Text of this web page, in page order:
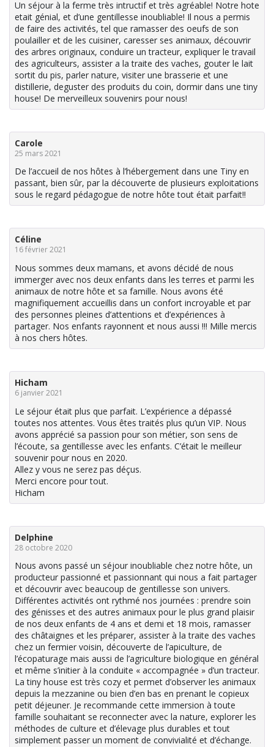
Un séjour à la ferme très intructif et très agréable! Notre hote
etait génial, et d’une gentillesse inoubliable! Il nous a permis
de faire des activités, tel que ramasser des oeufs de son
poulailler et de les cuisiner, caresser ses animaux, découvrir
des arbres originaux, conduire un tracteur, expliquer le travail
des agriculteurs, assister a la traite des vaches, gouter le lait
sortit du pis, parler nature, visiter une brasserie et une
distillerie, deguster des produits du coin, dormir dans une tiny
house! De merveilleux souvenirs pour nous!
Carole
25 mars 2021
De l’accueil de nos hôtes à l’hébergement dans une Tiny en
passant, bien sûr, par la découverte de plusieurs exploitations
sous le regard pédagogue de notre hôte tout était parfait!!
Céline
16 février 2021
Nous sommes deux mamans, et avons décidé de nous
immerger avec nos deux enfants dans les terres et parmi les
animaux de notre hôte et sa famille. Nous avons été
magnifiquement accueillis dans un confort incroyable et par
des personnes pleines d’attentions et d’expériences à
partager. Nos enfants rayonnent et nous aussi !!! Mille mercis
à nos chers hôtes.
Hicham
6 janvier 2021
Le séjour était plus que parfait. L’expérience a dépassé
toutes nos attentes. Vous êtes traités plus qu’un VIP. Nous
avons apprécié sa passion pour son métier, son sens de
l’écoute, sa gentillesse avec les enfants. C’était le meilleur
souvenir pour nous en 2020.
Allez y vous ne serez pas déçus.
Merci encore pour tout.
Hicham
Delphine
28 octobre 2020
Nous avons passé un séjour inoubliable chez notre hôte, un
producteur passionné et passionnant qui nous a fait partager
et découvrir avec beaucoup de gentillesse son univers.
Différentes activités ont rythmé nos journées : prendre soin
des génisses et des autres animaux pour le plus grand plaisir
de nos deux enfants de 4 ans et demi et 18 mois, ramasser
des châtaignes et les préparer, assister à la traite des vaches
chez un fermier voisin, découverte de l’apiculture, de
l’écopaturage mais aussi de l’agriculture biologique en général
et même s’initier à la conduite « accompagnée » d’un tracteur.
La tiny house est très cozy et permet d’observer les animaux
depuis la mezzanine ou bien d’en bas en prenant le copieux
petit déjeuner. Je recommande cette immersion à toute
famille souhaitant se reconnecter avec la nature, explorer les
méthodes de culture et d’élevage plus durables et tout
simplement passer un moment de convivialité et d’échange.